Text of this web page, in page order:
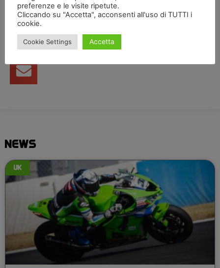
NEWS
UK
preferenze e le visite ripetute.
Cliccando su "Accetta", acconsenti all'uso di TUTTI i
cookie.
Cookie Settings Accetta